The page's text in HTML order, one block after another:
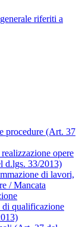
riferiti a
procedure (Art. 37
opere
d.lgs. 33/2013)
di lavori,
/ Mancata
di qualificazione